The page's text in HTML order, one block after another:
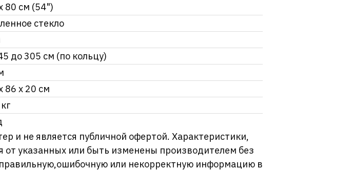
80 см (54")
стекло
до 305 см (по кольцу)
86 х 20 см
и не является публичной офертой. Характеристики,
от указанных или быть изменены производителем без
или некорректную информацию в